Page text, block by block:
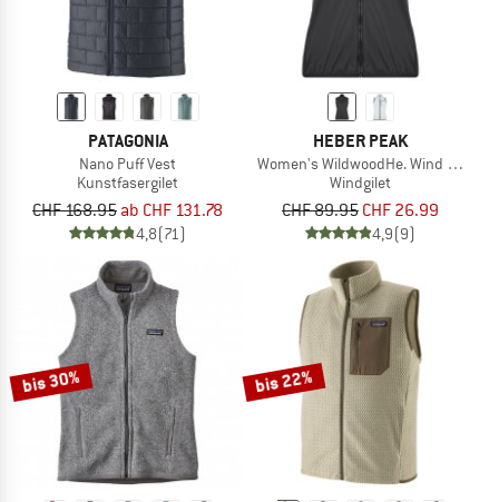
PATAGONIA
Nano Puff Vest
Kunstfasergilet
CHF 168.95 ab CHF 131.78
4,8(71)
HEBER PEAK
Women's WildwoodHe. Wind Vest
Windgilet
CHF 89.95 CHF 26.99
4,9(9)
bis 30% bis 22%